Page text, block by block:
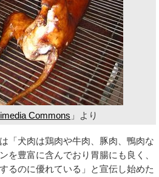
Commons 」より
「犬肉は鶏肉や牛肉、豚肉、鴨肉な
を豊富に含んでおり胃腸にも良く、
るのに優れている」と宣伝し始めた